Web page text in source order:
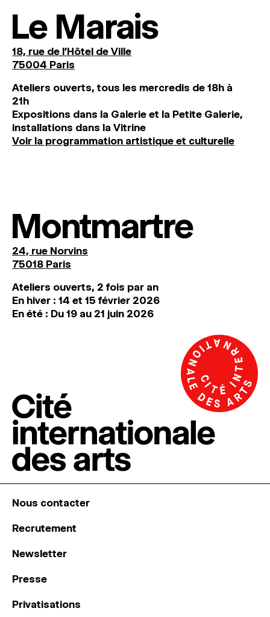
Le Marais
18, rue de l'Hôtel de Ville
75004 Paris
Ateliers ouverts, tous les mercredis de 18h à
21h
Expositions dans la Galerie et la Petite Galerie,
installations dans la Vitrine
Voir la programmation artistique et culturelle
Montmartre
24, rue Norvins
75018 Paris
Ateliers ouverts, 2 fois par an
En hiver : 14 et 15 février 2026
En été : Du 19 au 21 juin 2026
Nous contacter
Recrutement
Newsletter
Presse
Privatisations